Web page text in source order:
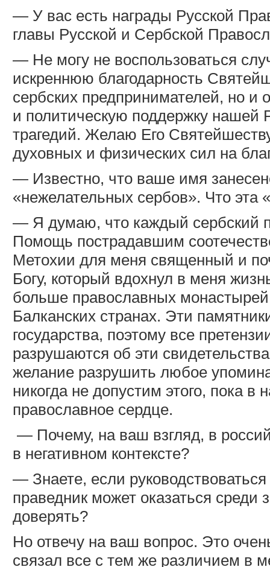
— У вас есть награды Русской
главы Русской и Сербской
— Не могу не воспользоваться
искреннюю благодарность
сербских предпринимателей, но и
и политическую поддержку нашей
трагедий. Желаю Его
духовных и физических сил на
— Известно, что ваше имя
«нежелательных сербов». Что эта
— Я думаю, что каждый сербский
Помощь пострадавшим
Метохии для меня священный и
Богу, который вдохнул в меня
больше православных
Балканских странах. Эти
государства, поэтому все
разрушаются об эти
желание разрушить любое
никогда не допустим этого, пока
православное сердце.
— Почему, на ваш взгляд, в
в негативном контексте?
— Знаете, если
праведник может оказаться
доверять?
Но отвечу на ваш вопрос. Это
связал все с тем же различием в